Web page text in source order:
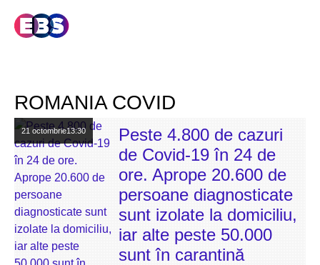
ROMANIA COVID
21 octombrie13:30
Peste 4.800 de cazuri
de Covid-19 în 24 de
ore. Aprope 20.600 de
persoane diagnosticate
sunt izolate la domiciliu,
iar alte peste 50.000
sunt în carantină